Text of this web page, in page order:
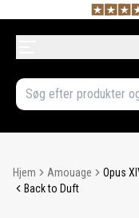
Hjem Amouage
Opus
Back to Duft